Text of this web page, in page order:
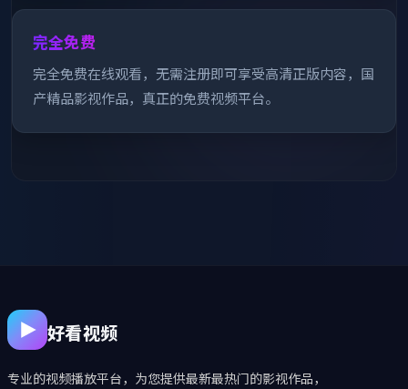
完全免费
完全免费在线观看，无需注册即可享受高清正版内容，国
产精品影视作品，真正的免费视频平台。
好看视频
专业的视频播放平台，为您提供最新最热门的影视作品，